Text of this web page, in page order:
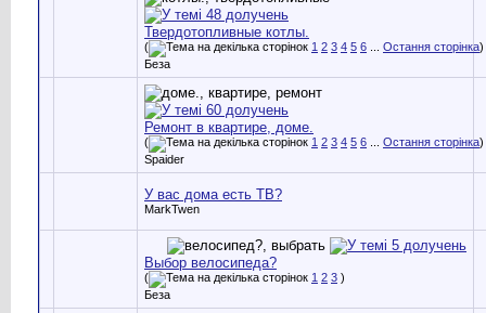
Твердотопливные котлы.
( 1 2 3 4 5 6 Остання сторінка)
Беза
Ремонт в квартире, доме.
( 1 2 3 4 5 6 Остання сторінка)
Spaider
У вас дома есть ТВ?
MarkTwen
Выбор велосипеда?
( 1 2 3 )
Беза